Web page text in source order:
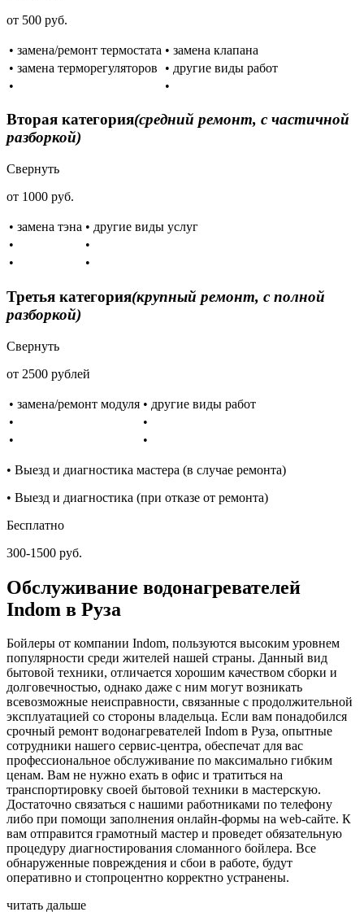
от 500 руб.
• замена/ремонт термостата • замена клапана
• замена терморегуляторов
• другие виды работ
•
•
Вторая категория(средний ремонт, с частичной
разборкой)
Свернуть
от 1000 руб.
• замена тэна • другие виды услуг
•
•
•
•
Третья категория(крупный ремонт, с полной
разборкой)
Свернуть
от 2500 рублей
• замена/ремонт модуля • другие виды работ
•
•
•
•
• Выезд и диагностика мастера (в случае ремонта)
• Выезд и диагностика (при отказе от ремонта)
Бесплатно
300-1500 руб.
Обслуживание водонагревателей
Indom в Руза
Бойлеры от компании Indom, пользуются высоким уровнем
популярности среди жителей нашей страны. Данный вид
бытовой техники, отличается хорошим качеством сборки и
долговечностью, однако даже с ним могут возникать
всевозможные неисправности, связанные с продолжительной
эксплуатацией со стороны владельца. Если вам понадобился
срочный ремонт водонагревателей Indom в Руза, опытные
сотрудники нашего сервис-центра, обеспечат для вас
профессиональное обслуживание по максимально гибким
ценам. Вам не нужно ехать в офис и тратиться на
транспортировку своей бытовой техники в мастерскую.
Достаточно связаться с нашими работниками по телефону
либо при помощи заполнения онлайн-формы на web-сайте. К
вам отправится грамотный мастер и проведет обязательную
процедуру диагностирования сломанного бойлера. Все
обнаруженные повреждения и сбои в работе, будут
оперативно и стопроцентно корректно устранены.
читать дальше